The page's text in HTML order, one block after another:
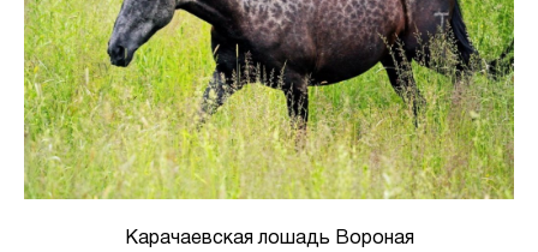
Карачаевская лошадь Вороная